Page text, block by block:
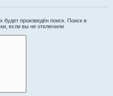
произведён поиск. Поиск в
если вы не отключили